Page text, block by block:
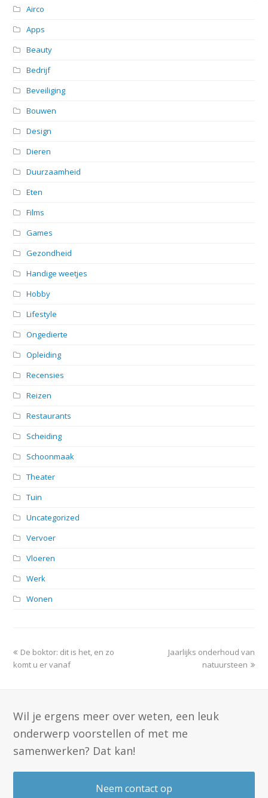
Airco
Apps
Beauty
Bedrijf
Beveiliging
Bouwen
Design
Dieren
Duurzaamheid
Eten
Films
Games
Gezondheid
Handige weetjes
Hobby
Lifestyle
Ongedierte
Opleiding
Recensies
Reizen
Restaurants
Scheiding
Schoonmaak
Theater
Tuin
Uncategorized
Vervoer
Vloeren
Werk
Wonen
previous
post:
De boktor: dit is het, en zo
komt u er vanaf
next
Jaarlijks onderhoud van
natuursteen
Wil je ergens meer over weten, een leuk
onderwerp voorstellen of met me
samenwerken? Dat kan!
Neem contact op